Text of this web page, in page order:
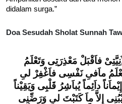
didalam surga.”
Doa Sesudah Sholat Sunnah
ماَفىِ نَفْسِى فاَغْفِرْ لىِ
داَئِماً يُباَشِرُ قَلْبِى وَيَقِيْناً
إِلاَّ ماَ كَتَبْتَ لىِ وَرَضِّنِى